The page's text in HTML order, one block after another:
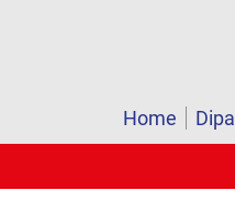
Home